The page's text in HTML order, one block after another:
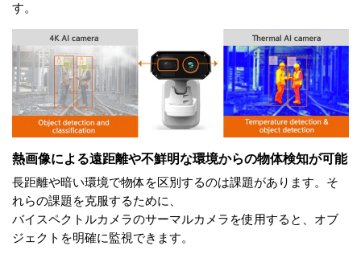
す。
熱画像による遠距離や不鮮明な環境からの物体検知が可能
長距離や暗い環境で物体を区別するのは課題があります。そ
れらの課題を克服するために、
バイスペクトルカメラのサーマルカメラを使用すると、オブ
ジェクトを明確に監視できます。